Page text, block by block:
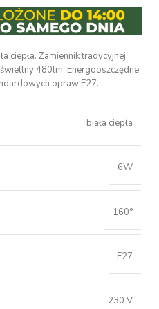
ciepła. Zamiennik tradycyjnej
480lm. Energooszczędne
opraw E27.
biała ciepła
6W
160°
E27
230 V